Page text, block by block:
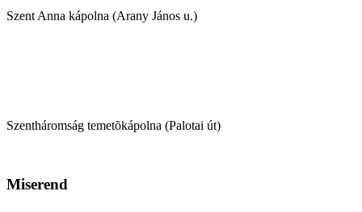
Szent Anna kápolna (Arany János u.)
Szentháromság temetõkápolna (Palotai út)
Miserend